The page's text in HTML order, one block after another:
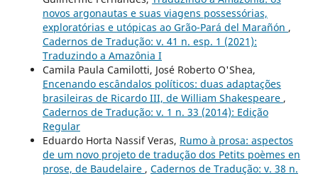
novos argonautas e suas viagens possessórias,
exploratórias e utópicas ao Grão-Pará del Marañón ,
Cadernos de Tradução: v. 41 n. esp. 1 (2021):
Traduzindo a Amazônia I
Camila Paula Camilotti, José Roberto O'Shea,
Encenando escândalos políticos: duas adaptações
brasileiras de Ricardo III, de William Shakespeare ,
Cadernos de Tradução: v. 1 n. 33 (2014): Edição
Regular
Eduardo Horta Nassif Veras, Rumo à prosa: aspectos
de um novo projeto de tradução dos Petits poèmes en
prose, de Baudelaire , Cadernos de Tradução: v. 38 n.